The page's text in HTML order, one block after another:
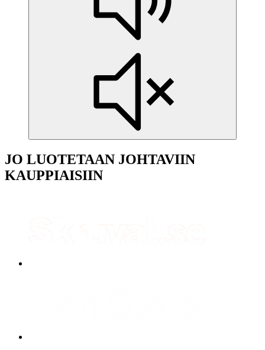
JO LUOTETAAN JOHTAVIIN
KAUPPIAISIIN